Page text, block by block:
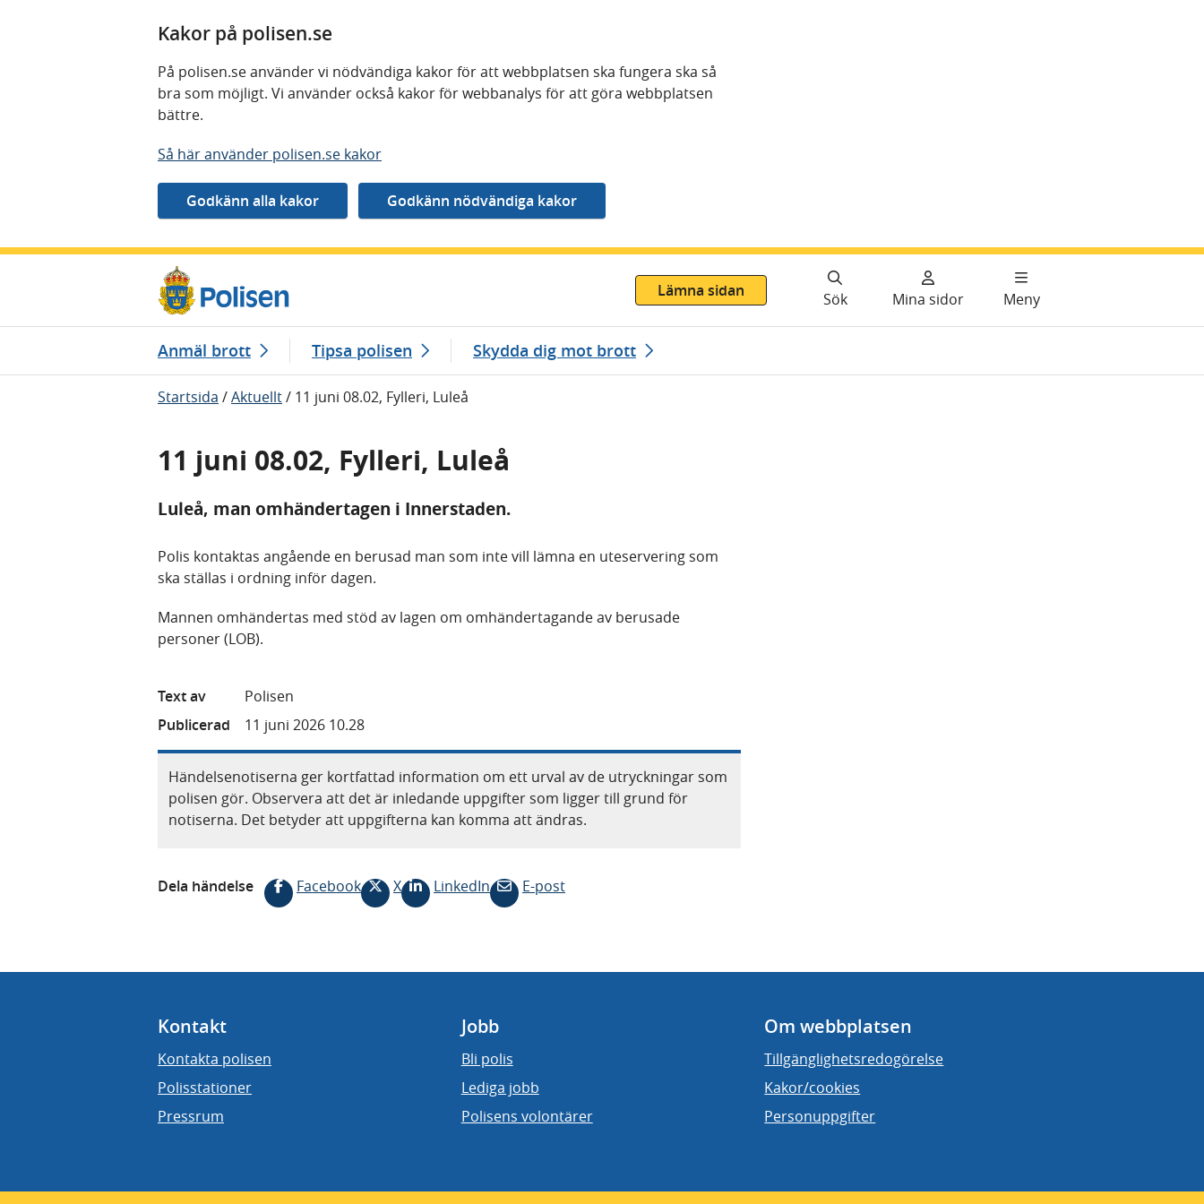
Kakor på polisen.se
På polisen.se använder vi nödvändiga kakor för att webbplatsen ska fungera ska så
bra som möjligt. Vi använder också kakor för webbanalys för att göra webbplatsen
bättre.
Så här använder polisen.se kakor
Lämna sidan
Sök Mina sidor Meny
Anmäl brott Tipsa polisen Skydda dig mot brott
Startsida /Aktuellt/ 11 juni 08.02, Fylleri, Luleå
11 juni 08.02, Fylleri, Luleå
Luleå, man omhändertagen i Innerstaden.
Polis kontaktas angående en berusad man som inte vill lämna en uteservering som
ska ställas i ordning inför dagen.
Mannen omhändertas med stöd av lagen om omhändertagande av berusade
personer (LOB).
Text av
Polisen
Publicerad
11 juni 2026 10.28
Händelsenotiserna ger kortfattad information om ett urval av de utryckningar som
polisen gör. Observera att det är inledande uppgifter som ligger till grund för
notiserna. Det betyder att uppgifterna kan komma att ändras.
Dela händelse Facebook X LinkedIn E-post
Kontakt
Kontakta polisen
Polisstationer
Pressrum
Jobb
Bli polis
Lediga jobb
Polisens volontärer
Om webbplatsen
Tillgänglighetsredogörelse
Kakor/cookies
Personuppgifter